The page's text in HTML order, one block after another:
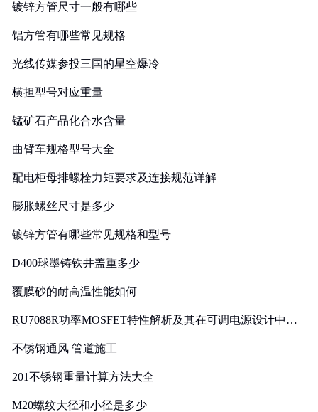
镀锌方管尺寸一般有哪些
铝方管有哪些常见规格
光线传媒参投三国的星空爆冷
横担型号对应重量
锰矿石产品化合水含量
曲臂车规格型号大全
配电柜母排螺栓力矩要求及连接规范详解
膨胀螺丝尺寸是多少
镀锌方管有哪些常见规格和型号
D400球墨铸铁井盖重多少
覆膜砂的耐高温性能如何
RU7088R功率MOSFET特性解析及其在可调电源设计中的
不锈钢通风 管道施工
201不锈钢重量计算方法大全
M20螺纹大径和小径是多少